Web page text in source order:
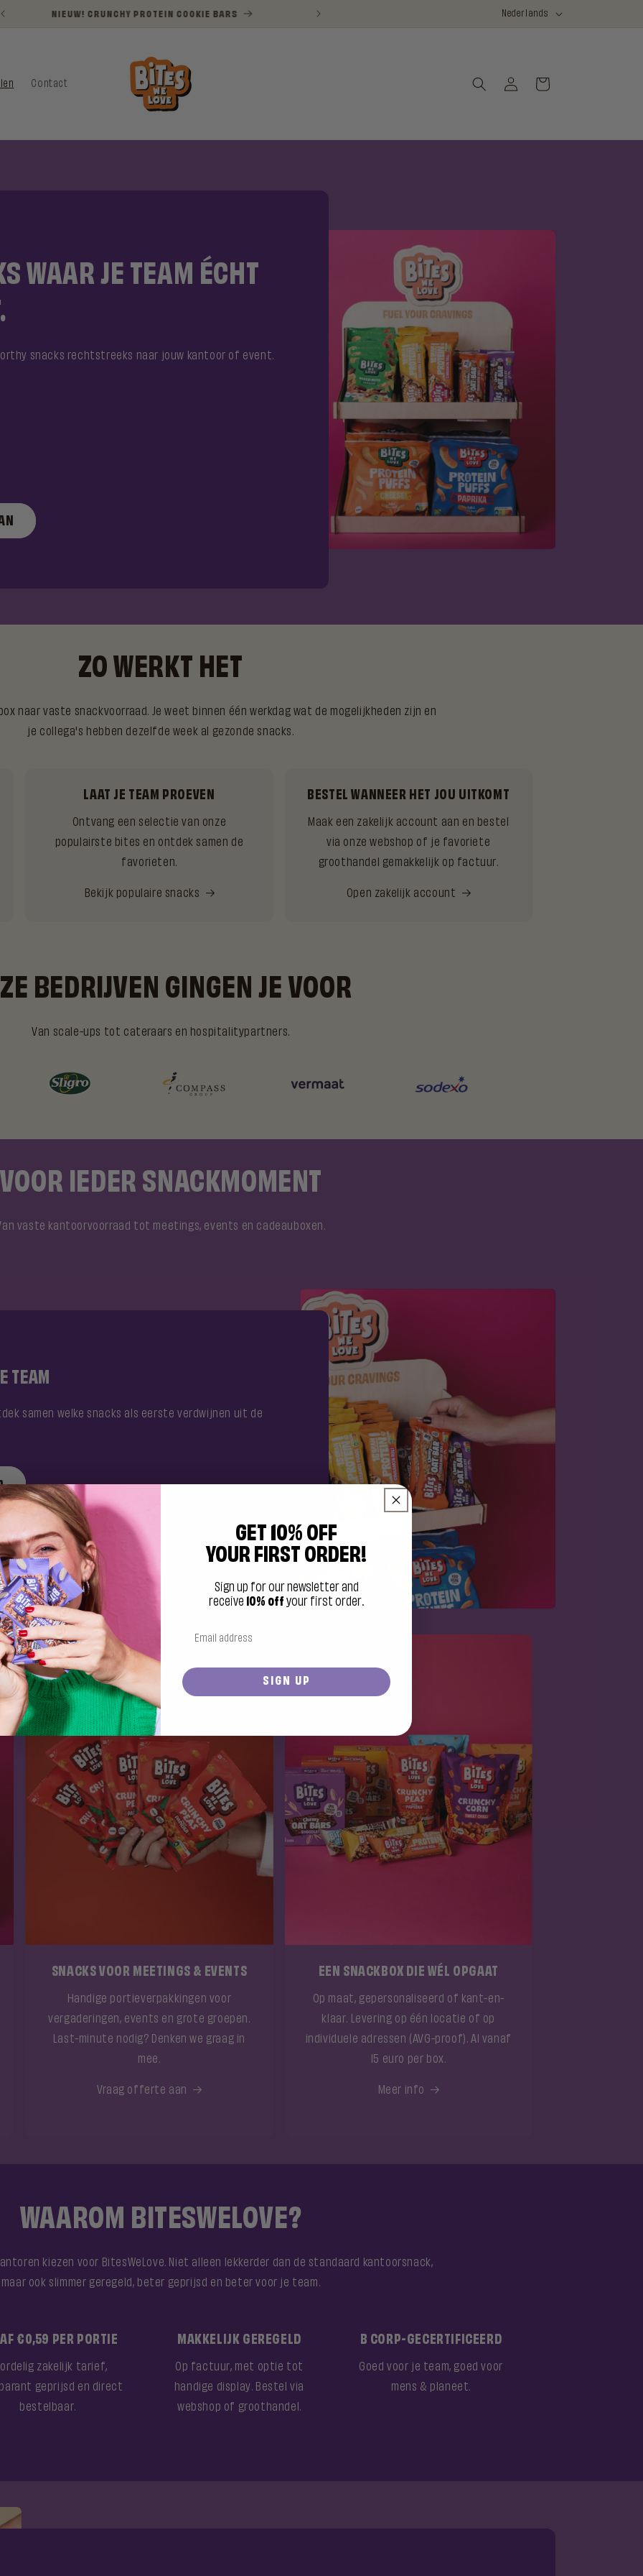
GRATIS VERZENDING VANAF €35 IN NEDERLAND NIEUW! CRUNCHY PROTEIN COOKIE BARS
Nederlands
Contact InloggenWinkelwagen
WAAR JE TEAM ÉCHT
snacks rechtstreeks naar jouw kantoor of event.
ZO WERKT HET
naar vaste snackvoorraad. Je weet binnen één werkdag wat de mogelijkheden zijn en
je collega's hebben dezelfde week al gezonde snacks.
LAAT JE TEAM PROEVEN
Ontvang een selectie van onze
populairste bites en ontdek samen de
favorieten.
Bekijk populaire snacks
BESTEL WANNEER HET JOU UITKOMT
Maak een zakelijk account aan en bestel
via onze webshop of je favoriete
groothandel gemakkelijk op factuur.
Open zakelijk account
BEDRIJVEN GINGEN JE VOOR
Van scale-ups tot cateraars en hospitalitypartners.
IEDER SNACKMOMENT
vaste kantoorvoorraad tot meetings, events en cadeauboxen.
TEAM
samen welke snacks als eerste verdwijnen uit de
SNACKS VOOR MEETINGS & EVENTS
Handige portieverpakkingen voor
vergaderingen, events en grote groepen.
Last-minute nodig? Denken we graag in
mee.
Vraag offerte aan
EEN SNACKBOX DIE WÉL OPGAAT
Op maat, gepersonaliseerd of kant-en-
klaar. Levering op één locatie of op
individuele adressen (AVG-proof). Al vanaf
15 euro per box.
Meer info
WAAROM BITESWELOVE?
kiezen voor BitesWeLove. Niet alleen lekkerder dan de standaard kantoorsnack,
maar ook slimmer geregeld, beter geprijsd en beter voor je team.
€0,59 PER PORTIE
zakelijk tarief,
geprijsd en direct
bestelbaar.
MAKKELIJK GEREGELD
Op factuur, met optie tot
handige display. Bestel via
webshop of groothandel.
B CORP-GECERTIFICEERD
Goed voor je team, goed voor
mens & planeet.
GET 10% OFF
YOUR FIRST ORDER!
Sign up for our newsletter and
receive 10% off your first order.
SIGN UP